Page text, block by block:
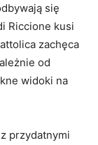
się
Riccione kusi
zachęca
od
widoki na
przydatnymi